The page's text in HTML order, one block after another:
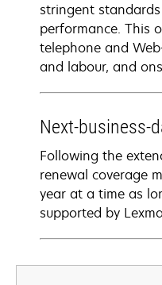
stringent
performance. This
telephone and
and labour, and
Next-business-
Following the
renewal coverage
year at a time as
supported by